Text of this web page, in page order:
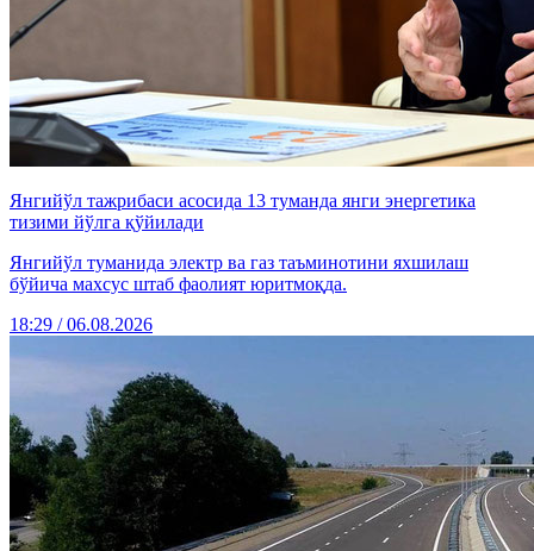
Янгийўл тажрибаси асосида 13 туманда янги энергетика
тизими йўлга қўйилади
Янгийўл туманида электр ва газ таъминотини яхшилаш
бўйича махсус штаб фаолият юритмоқда.
18:29 / 06.08.2026